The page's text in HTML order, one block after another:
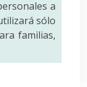
a
sólo
familias,